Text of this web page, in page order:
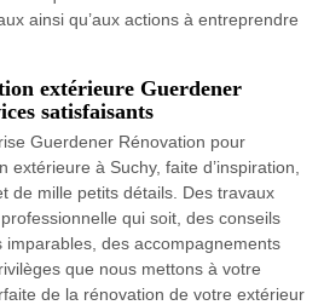
ainsi qu’aux actions à entreprendre
extérieure Guerdener
satisfaisants
Guerdener Rénovation pour
extérieure à Suchy, faite d’inspiration,
de mille petits détails. Des travaux
qui soit, des conseils
imparables, des accompagnements
que nous mettons à votre
de la rénovation de votre extérieur